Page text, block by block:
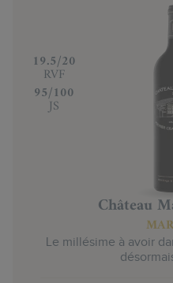
‍19.5/20
RVF
‍95/100
JS
Château
Le millésime à avoir